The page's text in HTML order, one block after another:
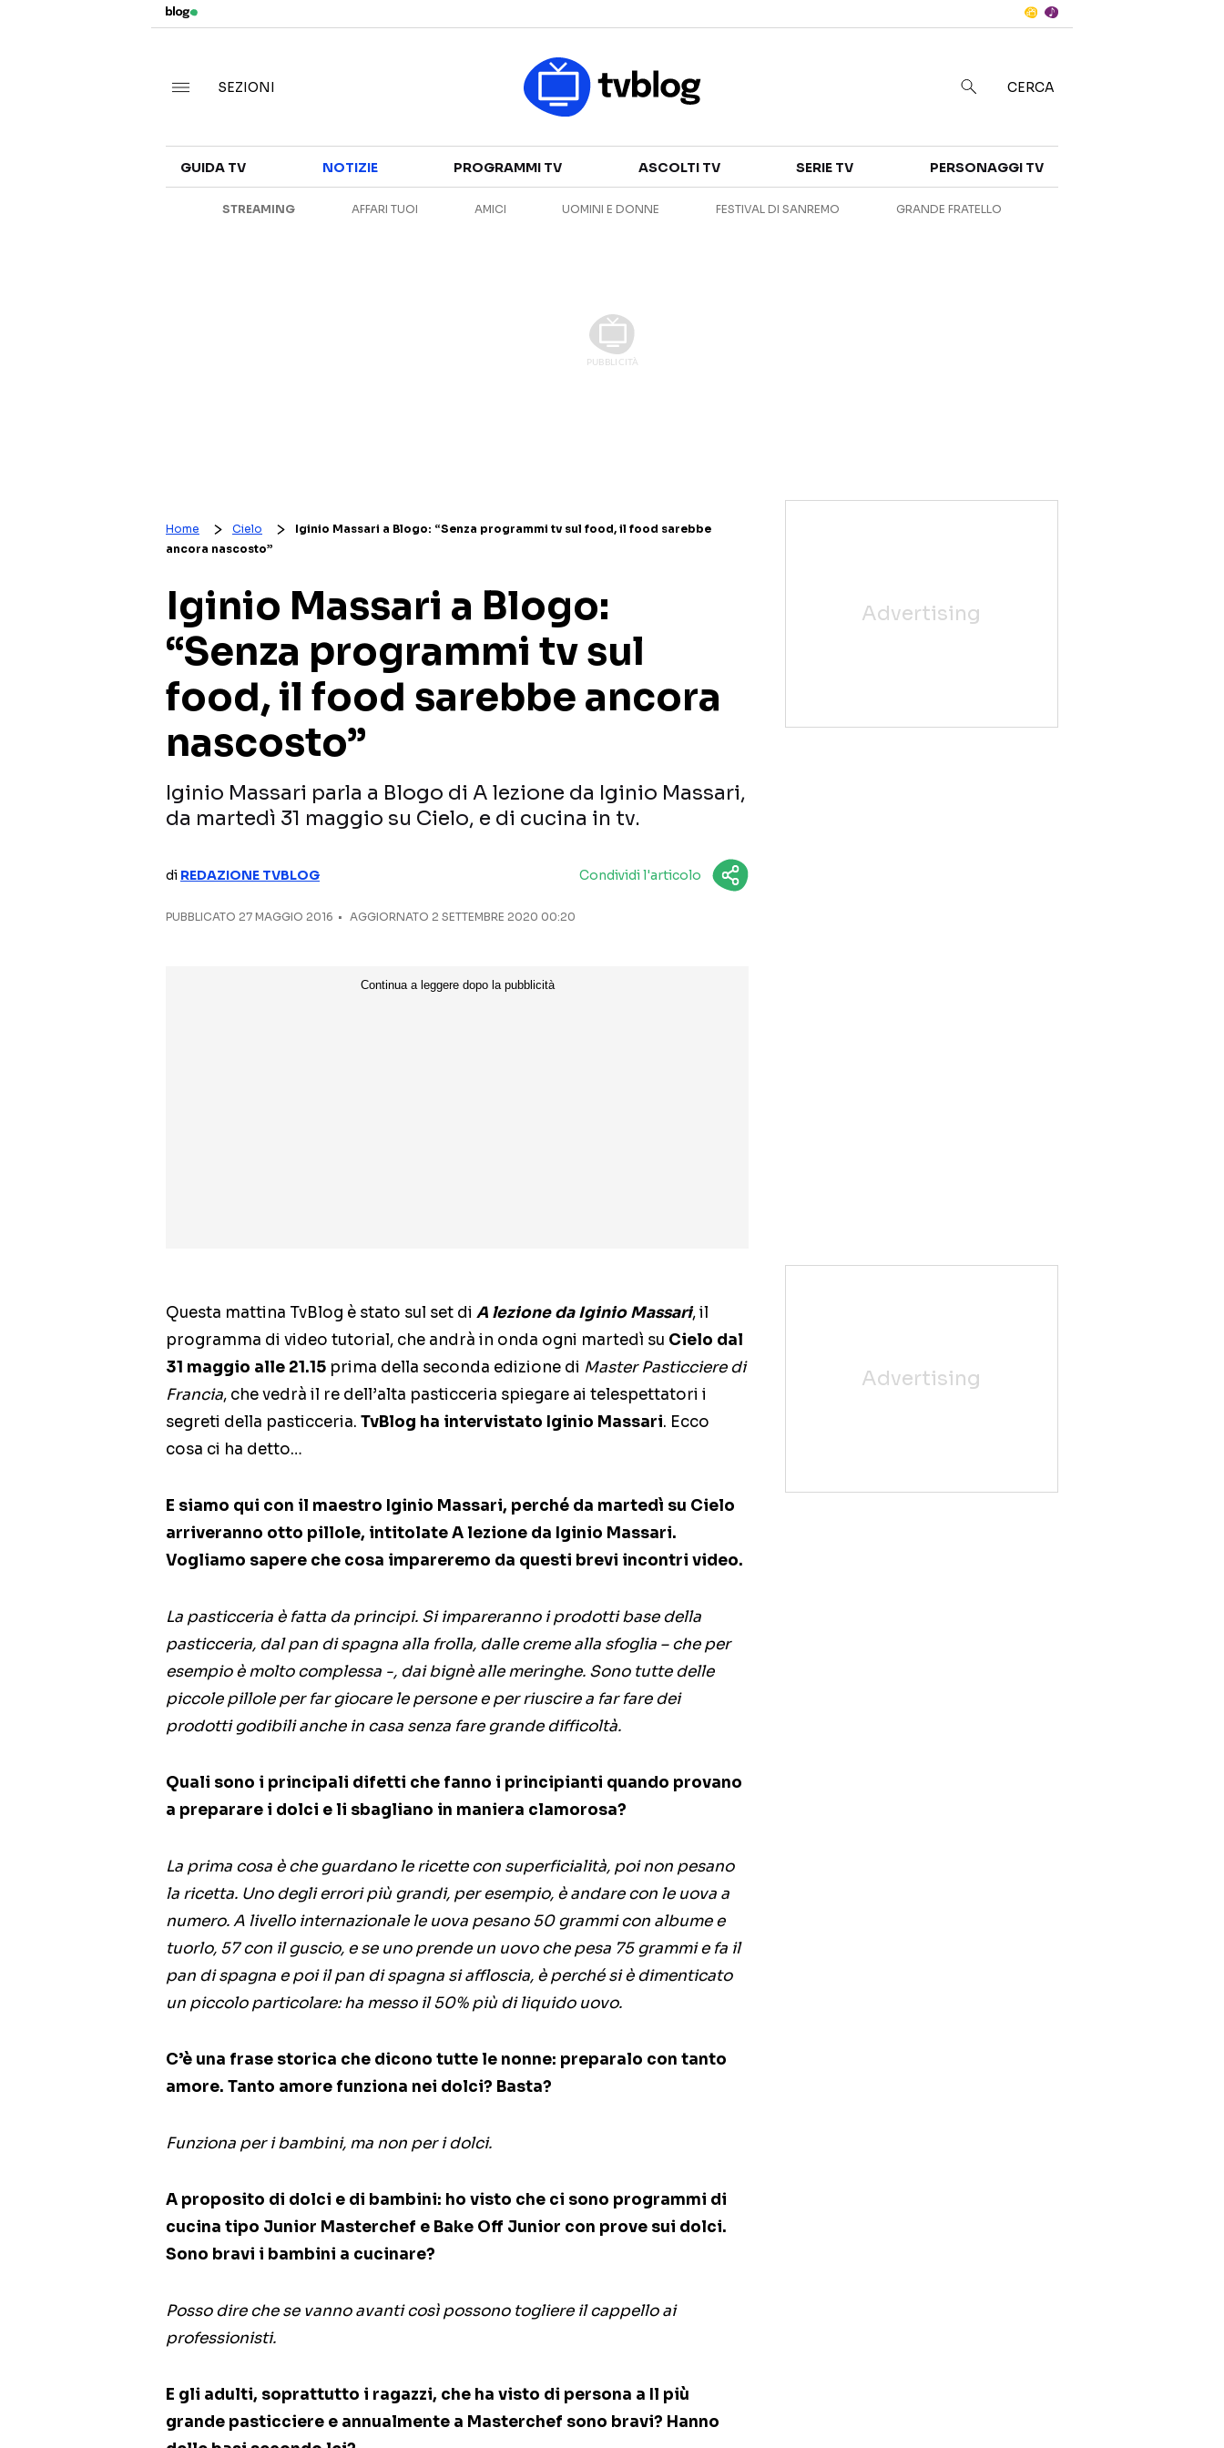
CANALI TV
SERIE TV
ANTEPRIME
SEZIONI CERCA
GUIDA TV NOTIZIE PROGRAMMI TV ASCOLTI TV SERIE TV PERSONAGGI TV
STREAMING AFFARI TUOI AMICI UOMINI E DONNE FESTIVAL DI SANREMO GRANDE FRATELLO
Home Cielo
Iginio Massari a Blogo: “Senza programmi tv sul food, il food sarebbe
ancora nascosto”
Iginio Massari a Blogo:
“Senza programmi tv sul
food, il food sarebbe ancora
nascosto”
Iginio Massari parla a Blogo di A lezione da Iginio Massari,
da martedì 31 maggio su Cielo, e di cucina in tv.
di REDAZIONE TVBLOG Condividi l'articolo
PUBBLICATO 27 MAGGIO 2016 AGGIORNATO 2 SETTEMBRE 2020 00:20
Questa mattina TvBlog è stato sul set di A lezione da Iginio Massari, il
programma di video tutorial, che andrà in onda ogni martedì su Cielo dal
31 maggio alle 21.15 prima della seconda edizione di Master Pasticciere di
Francia, che vedrà il re dell’alta pasticceria spiegare ai telespettatori i
segreti della pasticceria. TvBlog ha intervistato Iginio Massari. Ecco
cosa ci ha detto…
E siamo qui con il maestro Iginio Massari, perché da martedì su Cielo
arriveranno otto pillole, intitolate A lezione da Iginio Massari.
Vogliamo sapere che cosa impareremo da questi brevi incontri video.
La pasticceria è fatta da principi. Si impareranno i prodotti base della
pasticceria, dal pan di spagna alla frolla, dalle creme alla sfoglia – che per
esempio è molto complessa -, dai bignè alle meringhe. Sono tutte delle
piccole pillole per far giocare le persone e per riuscire a far fare dei
prodotti godibili anche in casa senza fare grande difficoltà.
Quali sono i principali difetti che fanno i principianti quando provano
a preparare i dolci e li sbagliano in maniera clamorosa?
La prima cosa è che guardano le ricette con superficialità, poi non pesano
la ricetta. Uno degli errori più grandi, per esempio, è andare con le uova a
numero. A livello internazionale le uova pesano 50 grammi con albume e
tuorlo, 57 con il guscio, e se uno prende un uovo che pesa 75 grammi e fa il
pan di spagna e poi il pan di spagna si affloscia, è perché si è dimenticato
un piccolo particolare: ha messo il 50% più di liquido uovo.
C’è una frase storica che dicono tutte le nonne: preparalo con tanto
amore. Tanto amore funziona nei dolci? Basta?
Funziona per i bambini, ma non per i dolci.
A proposito di dolci e di bambini: ho visto che ci sono programmi di
cucina tipo Junior Masterchef e Bake Off Junior con prove sui dolci.
Sono bravi i bambini a cucinare?
Posso dire che se vanno avanti così possono togliere il cappello ai
professionisti.
E gli adulti, soprattutto i ragazzi, che ha visto di persona a Il più
grande pasticciere e annualmente a Masterchef sono bravi? Hanno